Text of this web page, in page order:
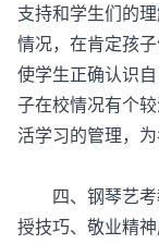
支持和学生们的
情况，在肯定孩
使学生正确认识
子在校情况有个
活学习的管理，
四、钢琴艺考
授技巧、敬业精